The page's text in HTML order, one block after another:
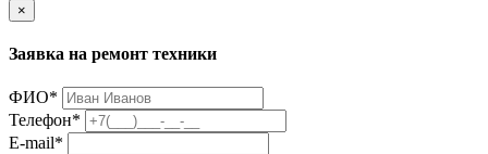
×
Заявка на ремонт техники
ФИО*
Телефон*
E-mail*